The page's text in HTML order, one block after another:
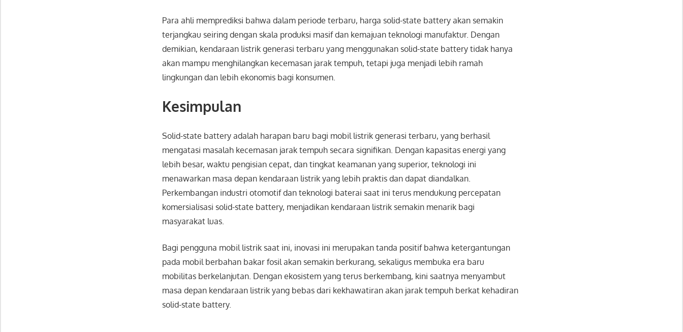
Para ahli memprediksi bahwa dalam periode terbaru, harga solid-state battery akan semakin
terjangkau seiring dengan skala produksi masif dan kemajuan teknologi manufaktur. Dengan
demikian, kendaraan listrik generasi terbaru yang menggunakan solid-state battery tidak hanya
akan mampu menghilangkan kecemasan jarak tempuh, tetapi juga menjadi lebih ramah
lingkungan dan lebih ekonomis bagi konsumen.
Kesimpulan
Solid-state battery adalah harapan baru bagi mobil listrik generasi terbaru, yang berhasil
mengatasi masalah kecemasan jarak tempuh secara signifikan. Dengan kapasitas energi yang
lebih besar, waktu pengisian cepat, dan tingkat keamanan yang superior, teknologi ini
menawarkan masa depan kendaraan listrik yang lebih praktis dan dapat diandalkan.
Perkembangan industri otomotif dan teknologi baterai saat ini terus mendukung percepatan
komersialisasi solid-state battery, menjadikan kendaraan listrik semakin menarik bagi
masyarakat luas.
Bagi pengguna mobil listrik saat ini, inovasi ini merupakan tanda positif bahwa ketergantungan
pada mobil berbahan bakar fosil akan semakin berkurang, sekaligus membuka era baru
mobilitas berkelanjutan. Dengan ekosistem yang terus berkembang, kini saatnya menyambut
masa depan kendaraan listrik yang bebas dari kekhawatiran akan jarak tempuh berkat kehadiran
solid-state battery.